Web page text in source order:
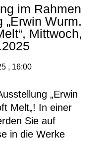
im Rahmen
„Erwin Wurm.
Mittwoch,
, 16:00
„Erwin
Melt„! In einer
Sie auf
in die Werke